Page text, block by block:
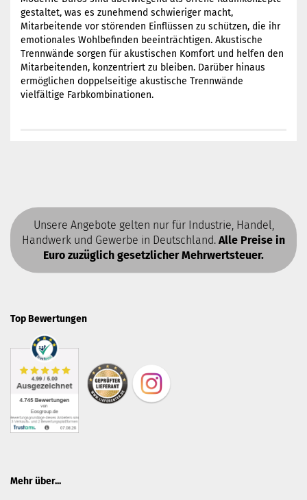
gestaltet, was es zunehmend schwieriger macht,
Mitarbeitende vor störenden Einflüssen zu schützen, die ihr
emotionales Wohlbefinden beeinträchtigen. Akustische
Trennwände sorgen für akustischen Komfort und helfen den
Mitarbeitenden, konzentriert zu bleiben. Darüber hinaus
ermöglichen doppelseitige akustische Trennwände
vielfältige Farbkombinationen.
Unsere Angebote gelten nur für Industrie, Handel,
Handwerk und Gewerbe in Deutschland. Alle Preise in
Euro zuzüglich gesetzlicher Mehrwertsteuer.
Top Bewertungen
Mehr über...